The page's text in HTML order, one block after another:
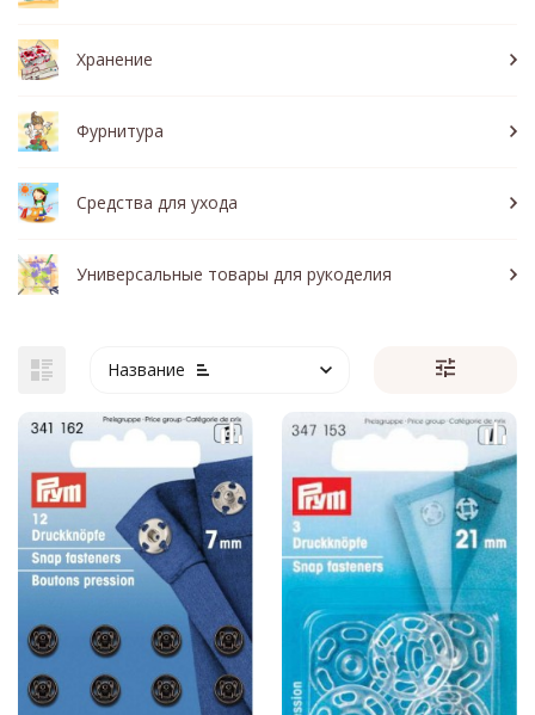
Хранение
Фурнитура
Средства для ухода
Универсальные товары для рукоделия
Название